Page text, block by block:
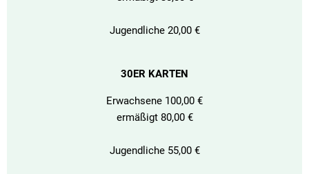
Jugendliche 20,00 €
30ER KARTEN
Erwachsene 100,00 €
ermäßigt 80,00 €
Jugendliche 55,00 €